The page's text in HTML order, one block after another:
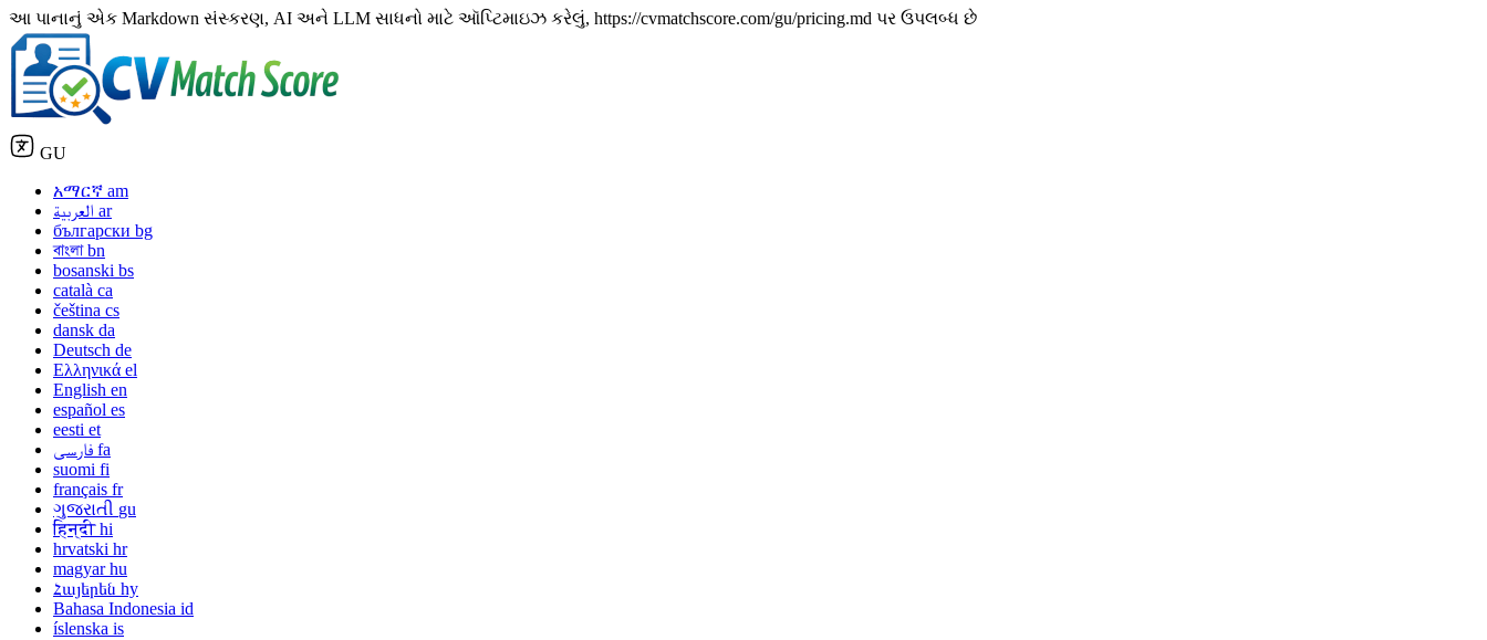
આ પાનાનું એક Markdown સંસ્કરણ, AI અને LLM સાધનો માટે ઑપ્ટિમાઇઝ કરેલું, https://cvmatchscore.com/gu/pricing.md પર ઉપલબ્ધ છે
GU
አማርኛ am
العربية ar
български bg
বাংলা bn
bosanski bs
català ca
čeština cs
dansk da
Deutsch de
Ελληνικά el
English en
español es
eesti et
فارسی fa
suomi fi
français fr
ગુજરાતી gu
हिन्दी hi
hrvatski hr
magyar hu
Հայերեն hy
Bahasa Indonesia id
íslenska is